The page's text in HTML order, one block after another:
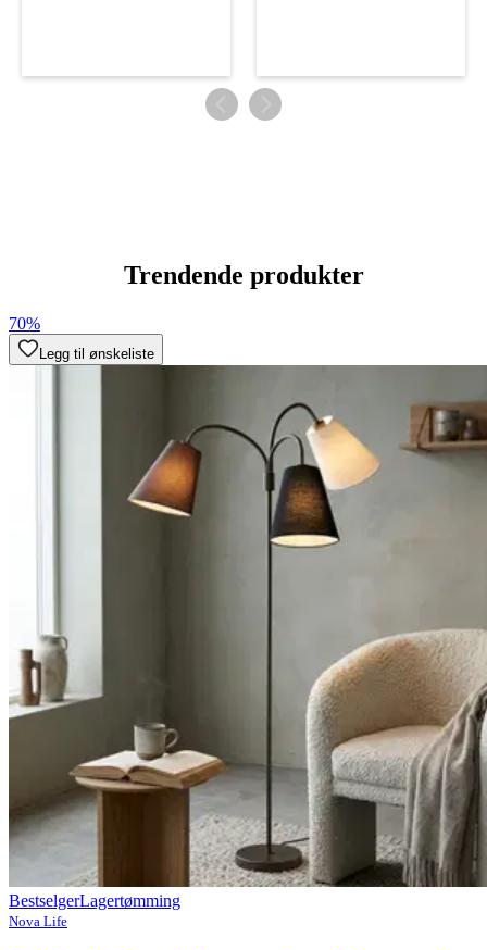
Trendende produkter
70%
Legg til ønskeliste
BestselgerLagertømming
Nova Life